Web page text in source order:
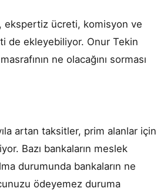
ekspertiz ücreti, komisyon ve
de ekleyebiliyor. Onur Tekin
ne olacağını sorması
artan taksitler, prim alanlar için
Bazı bankaların meslek
durumunda bankaların ne
ödeyemez duruma